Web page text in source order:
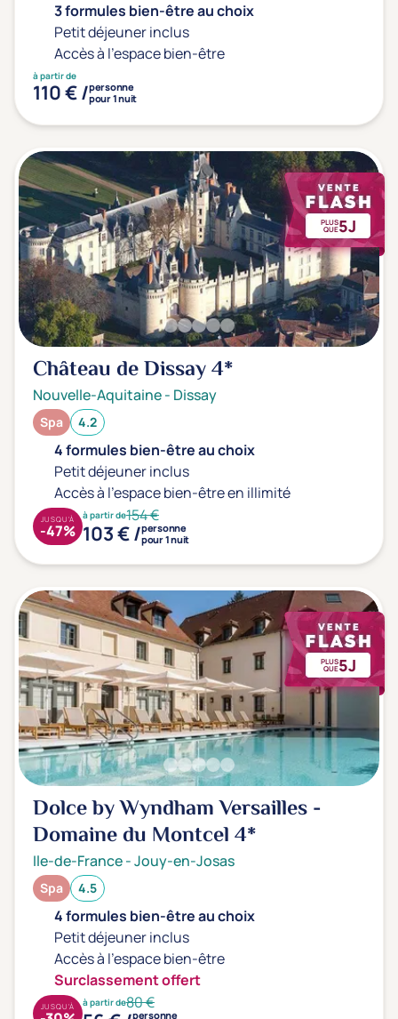
3 formules bien-être au choix
Petit déjeuner inclus
Accès à l'espace bien-être
à partir de
110 € /personne
pour 1 nuit
PLUS
QUE5J
Château de Dissay4*
Nouvelle-Aquitaine- Dissay
Spa 4.2
4 formules bien-être au choix
Petit déjeuner inclus
Accès à l'espace bien-être en illimité
à partir de154 €
103 € /personne
pour 1 nuit
JUSQU'À
-47%
PLUS
QUE5J
Dolce by Wyndham Versailles -
Domaine du Montcel4*
Ile-de-France-Jouy-en-Josas
Spa 4.5
4 formules bien-être au choix
Petit déjeuner inclus
Accès à l'espace bien-être
Surclassement offert
à partir de80 €
personne
JUSQU'À